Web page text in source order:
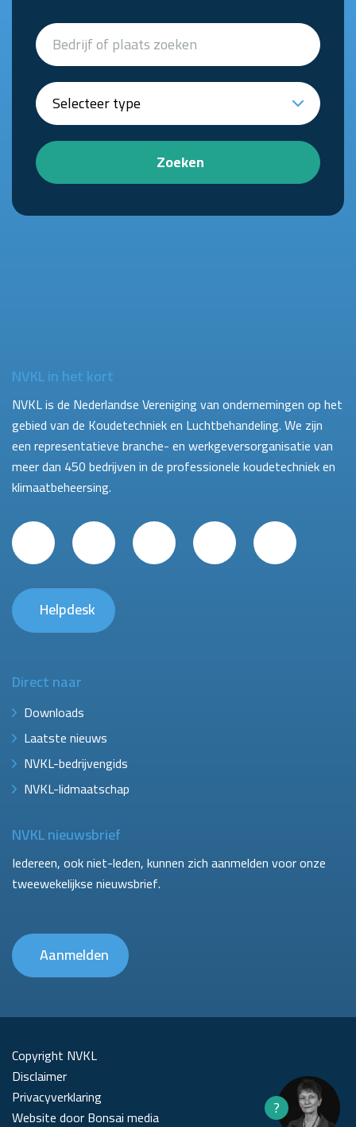
Zoeken
NVKL in het kort
NVKL is de Nederlandse Vereniging van ondernemingen op het
gebied van de Koudetechniek en Luchtbehandeling. We zijn
een representatieve branche- en werkgeversorganisatie van
meer dan 450 bedrijven in de professionele koudetechniek en
klimaatbeheersing.
Helpdesk
Direct naar
Downloads
Laatste nieuws
NVKL-bedrijvengids
NVKL-lidmaatschap
NVKL nieuwsbrief
Iedereen, ook niet-leden, kunnen zich aanmelden voor onze
tweewekelijkse nieuwsbrief.
Aanmelden
Copyright NVKL
Disclaimer
Privacyverklaring
Website door Bonsai media
?